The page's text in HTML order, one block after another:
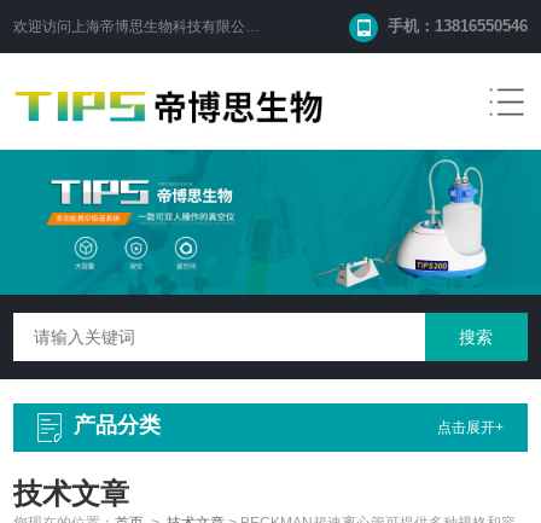
欢迎访问 上海帝博思生物科技有限公司 手机：13816550546
产品分类 点击展开+
技术文章